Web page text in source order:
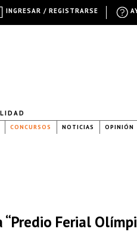
CONCURSOS NOTICIAS OPINIÓN
Ferial
INGRESAR / REGISTRARSE